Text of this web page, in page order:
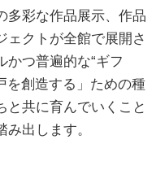
多彩な作品展示、作品
ェクトが全館で展開さ
かつ普遍的な“ギフ
を創造する」ための種
と共に育んでいくこと
出します。